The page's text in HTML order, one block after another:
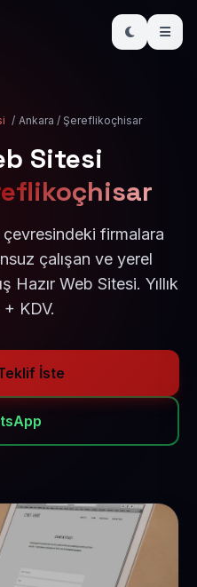
/ Ankara / Şereflikoçhisar
Sitesi
firmalara
çalışan ve yerel
Hazır Web Sitesi. Yıllık
KDV.
İste